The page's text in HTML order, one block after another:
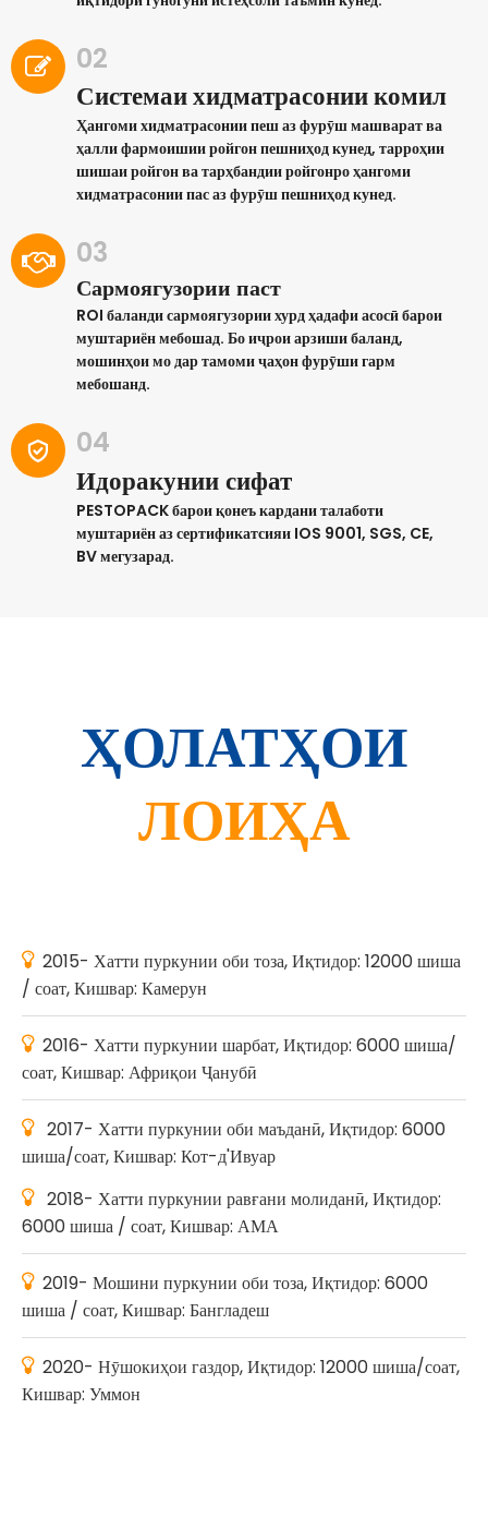
02
Системаи хидматрасонии комил
Ҳангоми хидматрасонии пеш аз фурӯш машварат ва
ҳалли фармоишии ройгон пешниҳод кунед, тарроҳии
шишаи ройгон ва тарҳбандии ройгонро ҳангоми
хидматрасонии пас аз фурӯш пешниҳод кунед.
03
Сармоягузории паст
ROI баланди сармоягузории хурд ҳадафи асосӣ барои
муштариён мебошад. Бо иҷрои арзиши баланд,
мошинҳои мо дар тамоми ҷаҳон фурӯши гарм
мебошанд.
04
Идоракунии сифат
PESTOPACK барои қонеъ кардани талаботи
муштариён аз сертификатсияи IOS 9001, SGS, CE,
BV мегузарад.
ҲОЛАТҲОИ
ЛОИҲА
 2015- Хатти пуркунии оби тоза, Иқтидор: 12000 шиша
/ соат, Кишвар: Камерун
2016- Хатти пуркунии шарбат, Иқтидор: 6000 шиша/
соат, Кишвар: Африқои Ҷанубӣ
 2017- Хатти пуркунии оби маъданӣ, Иқтидор: 6000
шиша/соат, Кишвар: Кот-д'Ивуар
 2018- Хатти пуркунии равғани молиданӣ, Иқтидор:
6000 шиша / соат, Кишвар: АМА
2019- Мошини пуркунии оби тоза, Иқтидор: 6000
шиша / соат, Кишвар: Бангладеш
 2020- Нӯшокиҳои газдор, Иқтидор: 12000 шиша/соат,
Кишвар: Уммон